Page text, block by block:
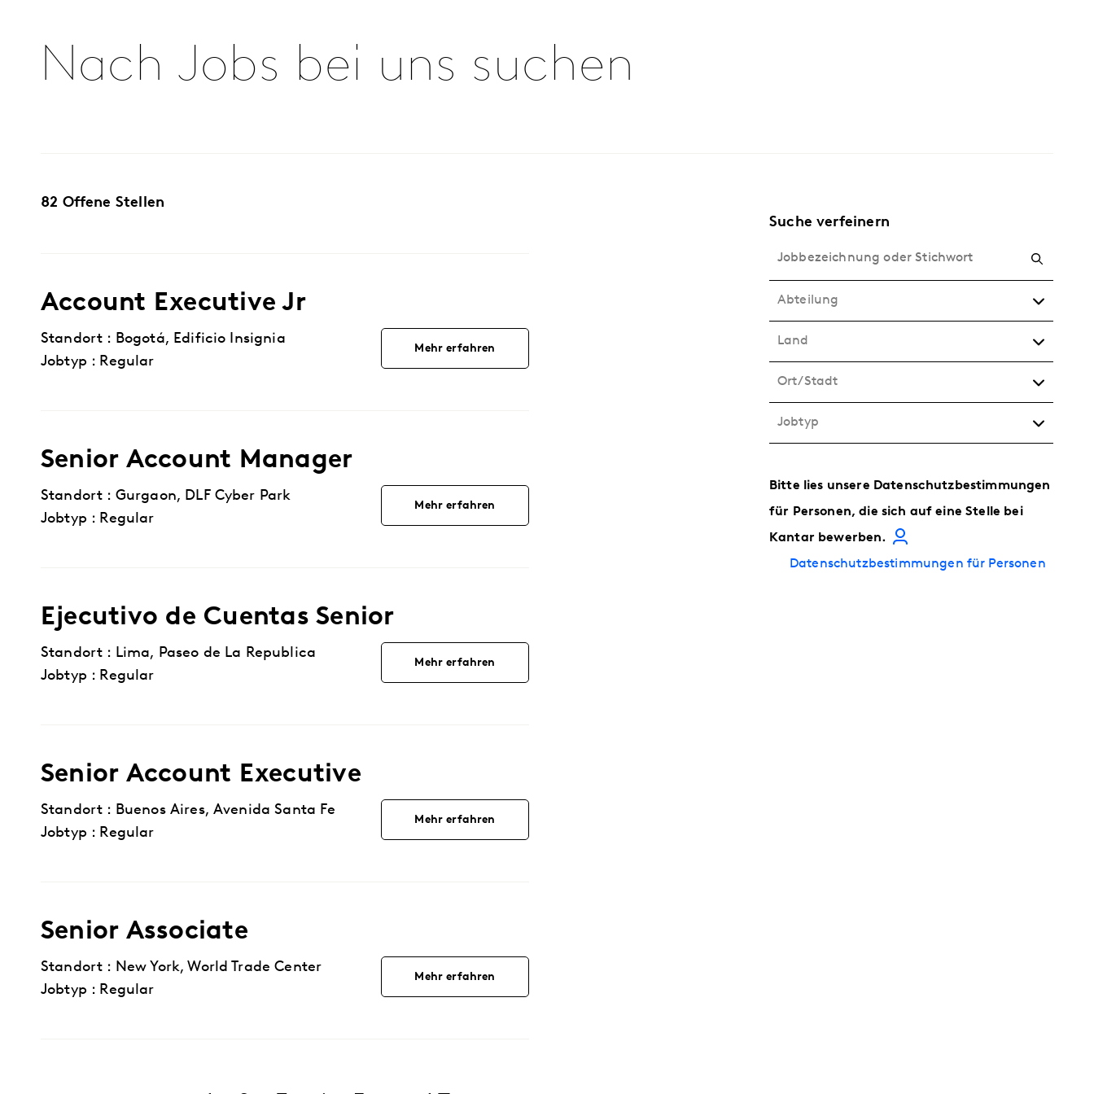
Nach Jobs bei uns suchen
82 Offene Stellen
Account Executive Jr
Standort : Bogotá, Edificio Insignia
Jobtyp : Regular
Mehr erfahren
Senior Account Manager
Standort : Gurgaon, DLF Cyber Park
Jobtyp : Regular
Mehr erfahren
Ejecutivo de Cuentas Senior
Standort : Lima, Paseo de La Republica
Jobtyp : Regular
Mehr erfahren
Senior Account Executive
Standort : Buenos Aires, Avenida Santa Fe
Jobtyp : Regular
Mehr erfahren
Senior Associate
Standort : New York, World Trade Center
Jobtyp : Regular
Mehr erfahren
Suche verfeinern
Abteilung
Land
Ort/Stadt
Jobtyp
Bitte lies unsere Datenschutzbestimmungen
für Personen, die sich auf eine Stelle bei
Kantar bewerben.
Datenschutzbestimmungen für Personen